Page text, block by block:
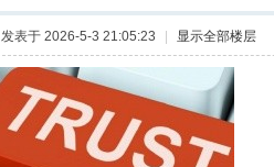
发表于 2026-5-3 21:05:23 显示全部楼层